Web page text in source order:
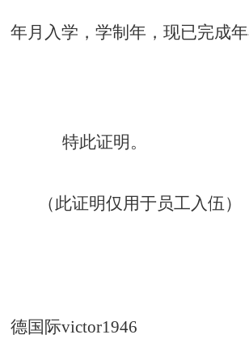
年月入学，学制年，现已完成
特此证明。
（此证明仅用于员工入伍）
德国际victor1946